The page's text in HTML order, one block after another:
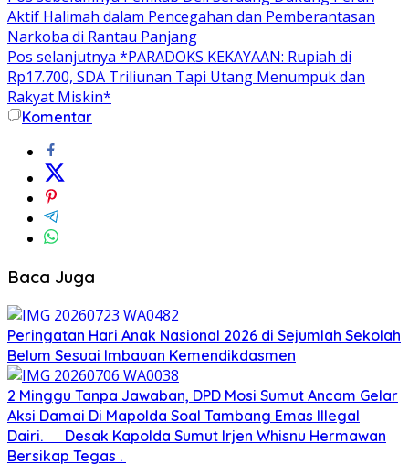
Aktif Halimah dalam Pencegahan dan Pemberantasan
Narkoba di Rantau Panjang
Pos selanjutnya *PARADOKS KEKAYAAN: Rupiah di
Rp17.700, SDA Triliunan Tapi Utang Menumpuk dan
Rakyat Miskin*
Komentar
Baca Juga
Peringatan Hari Anak Nasional 2026 di Sejumlah Sekolah
Belum Sesuai Imbauan Kemendikdasmen
2 Minggu Tanpa Jawaban, DPD Mosi Sumut Ancam Gelar
Aksi Damai Di Mapolda Soal Tambang Emas Illegal
Dairi. Desak Kapolda Sumut Irjen Whisnu Hermawan
Bersikap Tegas .